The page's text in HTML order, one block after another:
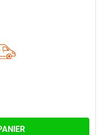
DE POÊLES
DE TUYAU DE